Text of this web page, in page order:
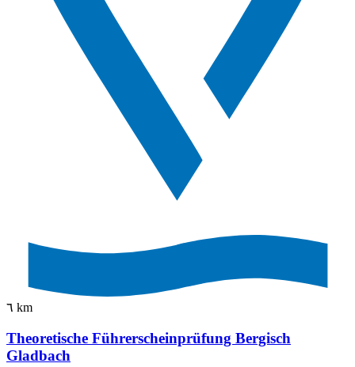
٦ km
Theoretische Führerscheinprüfung Bergisch
Gladbach